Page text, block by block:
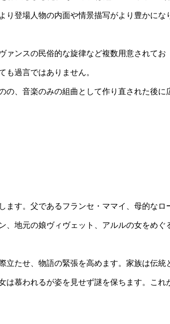
り登場人物の内面や情景描写がより豊かにな
ァンスの民俗的な旋律など複数用意されてお
も過言ではありません。
の、音楽のみの組曲として作り直された後に
ます。父であるフランセ・ママイ、母的なロ
、地元の娘ヴィヴェット、アルルの女をめぐ
立たせ、物語の緊張を高めます。家族は伝統
は慕われるが姿を見せず謎を保ちます。これ